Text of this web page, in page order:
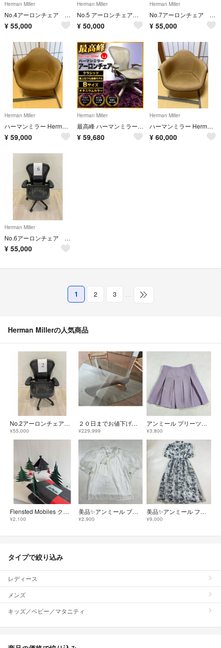
Herman Miller
No.4アーロンチェア エルゴノミックメッシュオフィスチェア ブラック（初期型）
¥ 55,000
Herman Miller
No.5 アーロンチェア エルゴノミックメッシュオフィスチェア ブラック
¥ 50,000
Herman Miller
No.7アーロンチェア エルゴノミックメッシュオフィスチェア ブラック（初期型）
¥ 55,000
Herman Miller
ハーマンミラー Herman Miller ヴィンテージ シェルチェア
¥ 59,000
Herman Miller
最高峰 ハーマンミラー アーロンチェア クラシック フル装備モデル サイズB
¥ 59,680
Herman Miller
ハーマンミラー Herman Miller ヴィンテージ シェルチェア
¥ 60,000
Herman Miller
No.6アーロンチェア エルゴノミックメッシュオフィスチェア ブラック（初期型）
¥ 55,000
1 2 3
Herman Millerの人気商品
No.2アーロンチェア エルゴノミックメッシュオフィスチェア ブラック（初期型）
¥55,000
２０日までお値下げ！イサム・ノグチ テーブル
¥229,999
アンミール プリーツスカート 紫 ミニ丈 美シルエット S相当（E353）
¥3,800
Flensted Mobiles クリスマス ツリー モビール モービル
¥2,100
美品✨アンミール ブラウス ボウタイ パフスリーブ 白 M（E489）
¥2,900
美品✨アンミール フラワーチュール リボンワンピース 花柄 F（E482）
¥9,000
タイプで絞り込み
レディース
メンズ
キッズ／ベビー／マタニティ